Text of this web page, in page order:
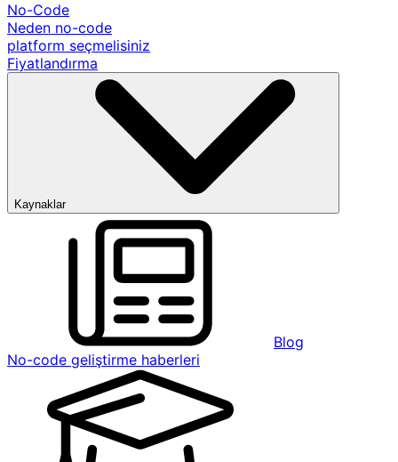
No-Code
Neden no-code
platform seçmelisiniz
Fiyatlandırma
Kaynaklar
Blog
No-code geliştirme haberleri